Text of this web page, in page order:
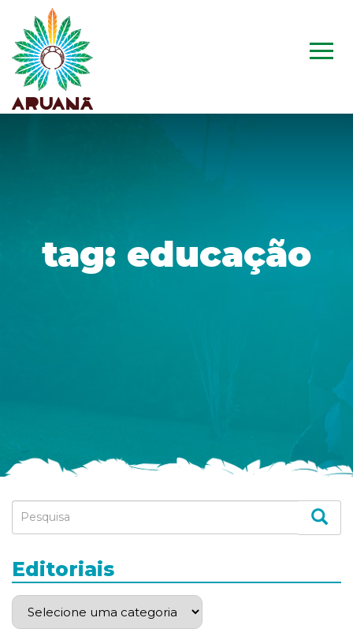
tag: educação
Editoriais